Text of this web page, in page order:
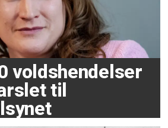
voldshendelser
til